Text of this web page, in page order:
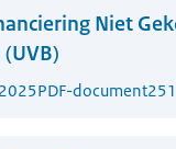
Niet
(UVB)
PDF-document